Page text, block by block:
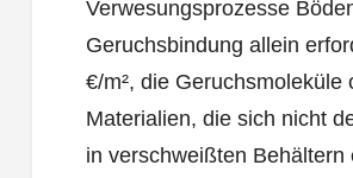
Verwesungsprozesse
Geruchsbindung allein
€/m², die
Materialien, die sich nicht
in verschweißten Behältern